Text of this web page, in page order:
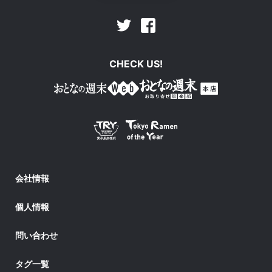
Twitter
CHECK US!
会社情報
個人情報
問い合わせ
タグ一覧